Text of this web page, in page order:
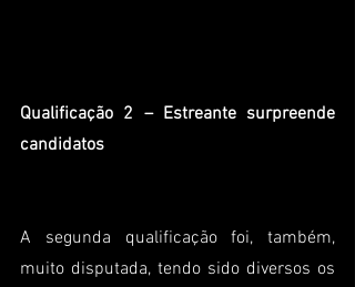
Qualificação 2 – Estreante surpreende
candidatos
A segunda qualificação foi, também,
muito disputada, tendo sido diversos os